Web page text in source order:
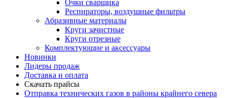
Очки сварщика
Респираторы, воздушные фильтры
Абразивные материалы
Круги зачистные
Круги отрезные
Комплектующие и аксессуары
Новинки
Лидеры продаж
Доставка и оплата
Скачать прайсы
Отправка технических газов в районы крайнего севера